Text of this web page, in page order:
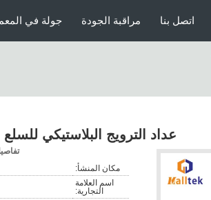
جولة في مراقبة الجودة اتصل بنا
عداد الترويج البلاستيكي للسلع
مكان المنشأ:
اسم العلامة
التجارية: